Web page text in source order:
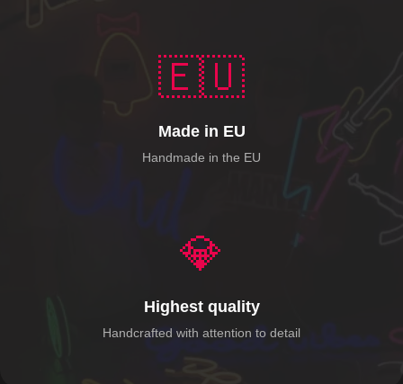
🇪🇺
Made in EU
Handmade in the EU
💎
Highest quality
Handcrafted with attention to detail